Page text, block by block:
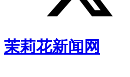
茉莉花新闻网